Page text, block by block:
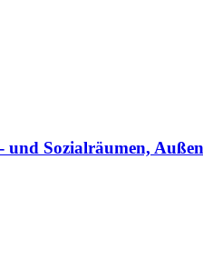
Sozialräumen,